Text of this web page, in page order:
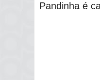
Pandinha é